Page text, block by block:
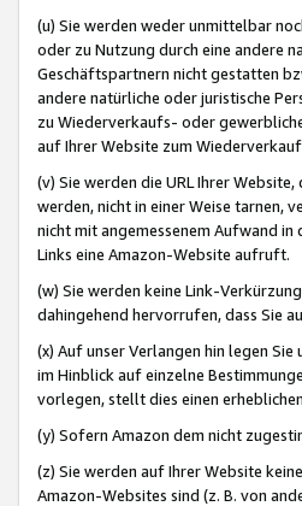
(u) Sie werden weder unmittelbar
oder zu Nutzung durch eine andere
Geschäftspartnern nicht gestatten
andere natürliche oder juristische
zu Wiederverkaufs- oder
auf Ihrer Website zum
(v) Sie werden die URL Ihrer
werden, nicht in einer Weise tarnen,
nicht mit angemessenem Aufwand in
Links eine Amazon-Website aufruft.
(w) Sie werden keine Link-
dahingehend hervorrufen, dass Sie
(x) Auf unser Verlangen hin legen
im Hinblick auf einzelne
vorlegen, stellt dies einen
(y) Sofern Amazon dem nicht
(z) Sie werden auf Ihrer Website
Amazon-Websites sind (z. B. von